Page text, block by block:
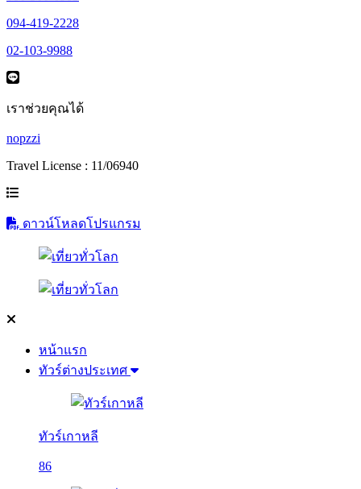
094-419-2228
02-103-9988
เราช่วยคุณได้
nopzzi
Travel License : 11/06940
ดาวน์โหลดโปรแกรม
หน้าแรก
ทัวร์ต่างประเทศ
ทัวร์เกาหลี
86